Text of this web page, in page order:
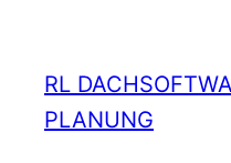
springen
RL
PLANUNG